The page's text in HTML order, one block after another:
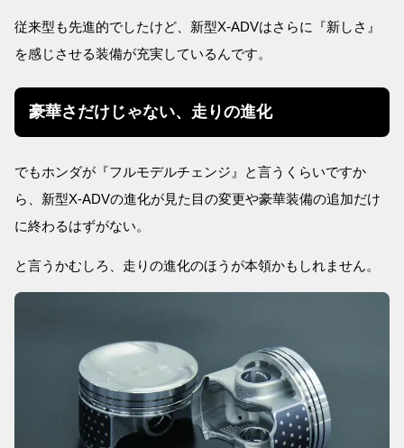
従来型も先進的でしたけど、新型X-ADVはさらに『新しさ』
を感じさせる装備が充実しているんです。
豪華さだけじゃない、走りの進化
でもホンダが『フルモデルチェンジ』と言うくらいですか
ら、新型X-ADVの進化が見た目の変更や豪華装備の追加だけ
に終わるはずがない。
と言うかむしろ、走りの進化のほうが本領かもしれません。